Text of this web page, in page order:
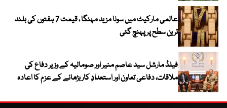
عالمی مارکیٹ میں سونا مزید مہنگا ، قیمت 7 ہفتوں کی بلند
ترین سطح پر پہنچ گئی
فیلڈ مارشل سید عاصم منیر اور صومالیہ کے وزیر دفاع کی
ملاقات، دفاعی تعاون اور استعدادِ کار بڑھانے کے عزم کا اعادہ